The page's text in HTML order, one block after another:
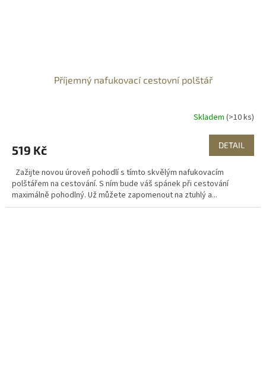
Příjemný nafukovací cestovní polštář
Skladem (>10 ks)
519 Kč DETAIL
Zažijte novou úroveň pohodlí s tímto skvělým nafukovacím
polštářem na cestování. S ním bude váš spánek při cestování
maximálně pohodlný. Už můžete zapomenout na ztuhlý a...